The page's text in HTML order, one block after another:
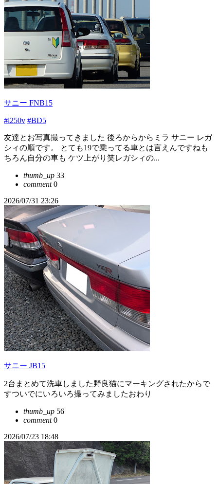
サニー FNB15
#l250v #BD5
友達とお写真撮ってきました 後ろからからミラ サニー レガ
シィの順です。 とても19で乗ってる車とは言えんですねも
ちろん自分の車も ケツ上がり笑レガシィの...
thumb_up 33
comment0
2026/07/31 23:26
サニー JB15
2台まとめて洗車しました野良猫にマーキングされたからで
すついでにいろいろ撮ってみましたおわり
thumb_up 56
comment0
2026/07/23 18:48